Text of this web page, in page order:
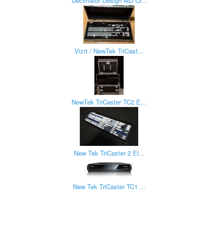
Vizrt / NewTek TriCast...
NewTek TriCaster TC2 E...
New Tek TriCaster 2 El...
New Tek TriCaster TC1 ...